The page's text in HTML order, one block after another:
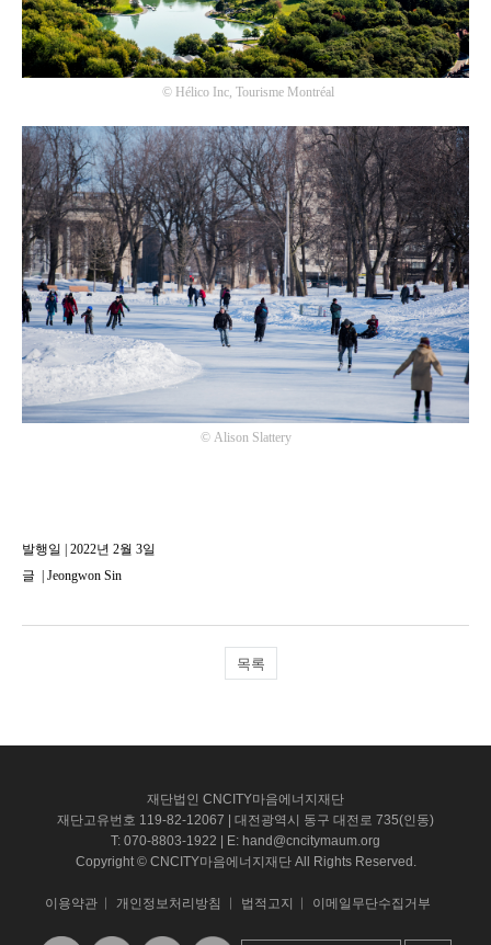
© Hélico Inc, Tourisme Montréal
© Alison Slattery
발행일 | 2022년 2월 3일
글 | Jeongwon Sin
목록
재단법인 CNCITY마음에너지재단
재단고유번호 119-82-12067 | 대전광역시 동구 대전로 735(인동)
T: 070-8803-1922 | E: hand@cncitymaum.org
Copyright © CNCITY마음에너지재단 All Rights Reserved.
이용약관 개인정보처리방침 법적고지 이메일무단수집거부